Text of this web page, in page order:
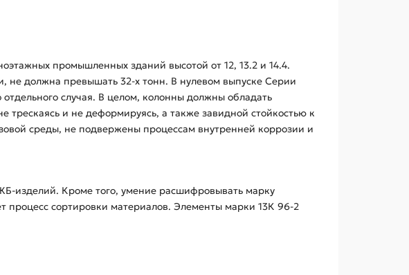
промышленных зданий высотой от 12, 13.2 и 14.4.
не должна превышать 32-х тонн. В нулевом выпуске Серии
случая. В целом, колонны должны обладать
и не деформируясь, а также завидной стойкостью к
среды, не подвержены процессам внутренней коррозии и
изделий. Кроме того, умение расшифровывать марку
процесс сортировки материалов. Элементы марки 13К 96-2